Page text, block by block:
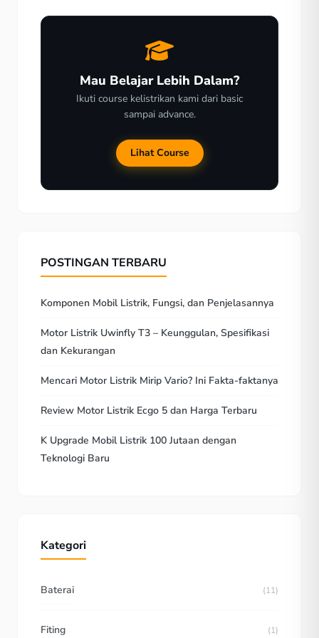
Mau Belajar Lebih Dalam?
Ikuti course kelistrikan kami dari basic
sampai advance.
Lihat Course
POSTINGAN TERBARU
Komponen Mobil Listrik, Fungsi, dan Penjelasannya
Motor Listrik Uwinfly T3 – Keunggulan, Spesifikasi
dan Kekurangan
Mencari Motor Listrik Mirip Vario? Ini Fakta-faktanya
Review Motor Listrik Ecgo 5 dan Harga Terbaru
K Upgrade Mobil Listrik 100 Jutaan dengan
Teknologi Baru
Kategori
Baterai (11)
Fiting (1)